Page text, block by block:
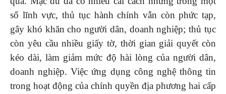
số lĩnh vực, thủ tục hành chính vẫn còn phức tạp,
gây khó khăn cho người dân, doanh nghiệp; thủ tục
còn yêu cầu nhiều giấy tờ, thời gian giải quyết còn
kéo dài, làm giảm mức độ hài lòng của người dân,
doanh nghiệp. Việc ứng dụng công nghệ thông tin
trong hoạt động của chính quyền địa phương hai cấp